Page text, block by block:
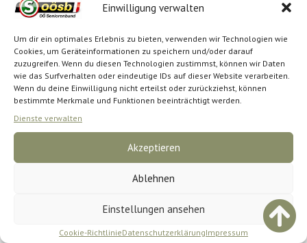
Einwilligung verwalten
Um dir ein optimales Erlebnis zu bieten, verwenden wir Technologien wie
Cookies, um Geräteinformationen zu speichern und/oder darauf
zuzugreifen. Wenn du diesen Technologien zustimmst, können wir Daten
wie das Surfverhalten oder eindeutige IDs auf dieser Website verarbeiten.
Wenn du deine Einwilligung nicht erteilst oder zurückziehst, können
bestimmte Merkmale und Funktionen beeinträchtigt werden.
Dienste verwalten
Akzeptieren
Ablehnen
Einstellungen ansehen
Cookie-RichtlinieDatenschutzerklärungImpressum